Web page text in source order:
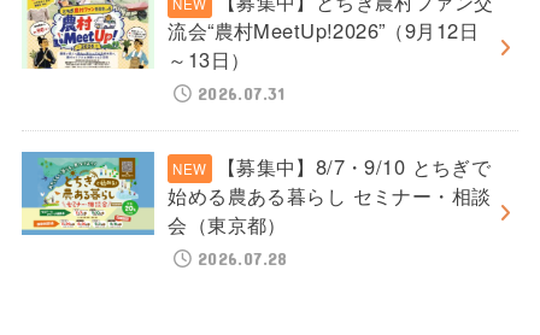
流会“農村MeetUp!2026”（9月12日
～13日）
2026.07.31
【募集中】8/7・9/10 とちぎで
始める農ある暮らし セミナー・相談
会（東京都）
2026.07.28